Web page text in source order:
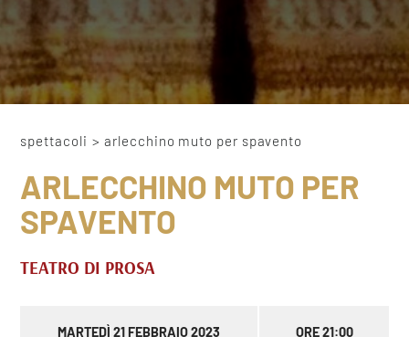
spettacoli > arlecchino muto per spavento
ARLECCHINO MUTO PER
SPAVENTO
TEATRO DI PROSA
MARTEDÌ 21 FEBBRAIO 2023 ORE 21:00